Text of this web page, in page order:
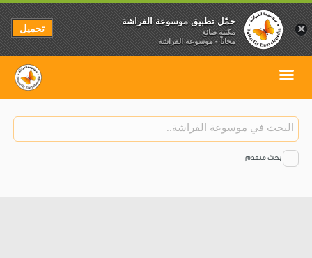
بحث متقدم
×
حمّل تطبيق موسوعة الفراشة
مكتبة صائغ
مجاناً - موسوعة الفراشة
تحميل